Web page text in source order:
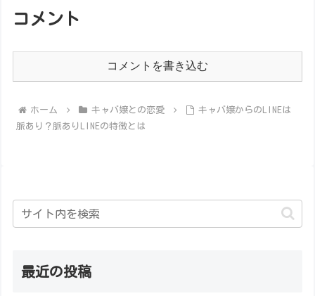
コメント
コメントを書き込む
ホーム キャバ嬢との恋愛
キャバ嬢からのLINEは
脈あり？脈ありLINEの特徴とは
最近の投稿